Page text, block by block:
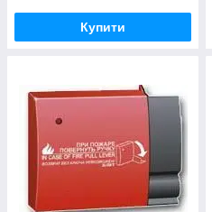
Купити